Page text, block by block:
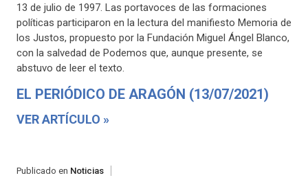
13 de julio de 1997. Las portavoces de las formaciones
políticas participaron en la lectura del manifiesto Memoria de
los Justos, propuesto por la Fundación Miguel Ángel Blanco,
con la salvedad de Podemos que, aunque presente, se
abstuvo de leer el texto.
EL PERIÓDICO DE ARAGÓN (13/07/2021)
VER ARTÍCULO »
Publicado en Noticias